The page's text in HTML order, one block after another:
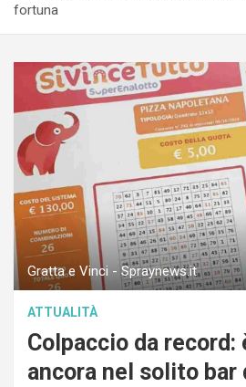
fortuna
Gratta e Vinci - Spraynews.it
ATTUALITÀ
Colpaccio da record:
ancora nel solito